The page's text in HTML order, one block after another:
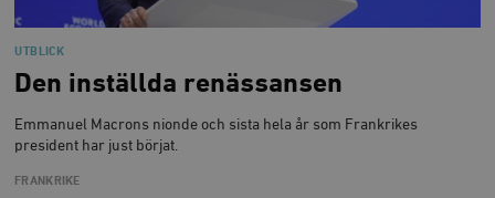
UTBLICK
Den inställda renässansen
Emmanuel Macrons nionde och sista hela år som Frankrikes
president har just börjat.
FRANKRIKE